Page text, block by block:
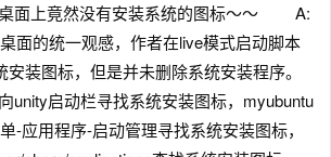
桌面上竟然没有安装系统的图标～～ A:
面的统一观感，作者在live模式启动脚本
装图标，但是并未删除系统安装程序。
unity启动栏寻找系统安装图标，myubuntu
-应用程序-启动管理寻找系统安装图标，